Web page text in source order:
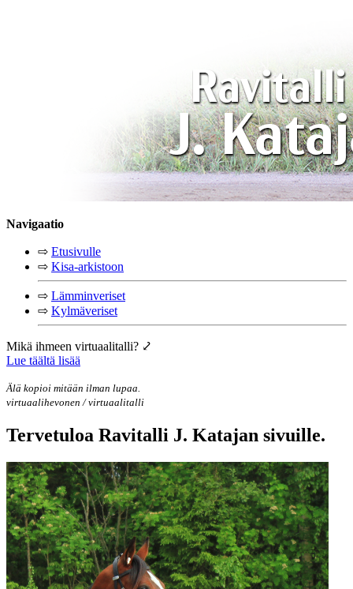
Navigaatio
⇨ Etusivulle
⇨ Kisa-arkistoon
⇨ Lämminveriset
⇨ Kylmäveriset
Mikä ihmeen virtuaalitalli? ⤦
Lue täältä lisää
Älä kopioi mitään ilman lupaa.
virtuaalihevonen / virtuaalitalli
Tervetuloa Ravitalli J. Katajan sivuille.